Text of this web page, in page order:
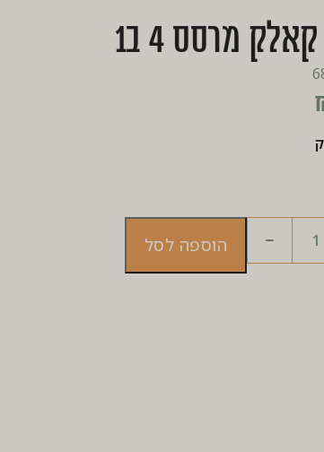
מרסס 4 ב1
הוספה לסל